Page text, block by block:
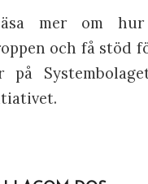
mer om hur
och få stöd
på